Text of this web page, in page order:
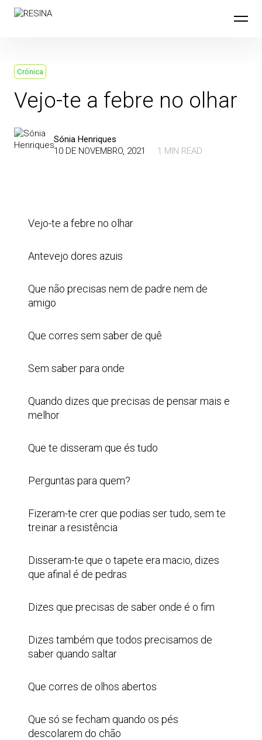
Skip
Crónica
Vejo-te a febre no olhar
Sónia Henriques
10 DE NOVEMBRO, 2021
1 MIN READ
Vejo-te a febre no olhar
Antevejo dores azuis
Que não precisas nem de padre nem de
amigo
Que corres sem saber de quê
Sem saber para onde
Quando dizes que precisas de pensar mais e
melhor
Que te disseram que és tudo
Perguntas para quem?
Fizeram-te crer que podias ser tudo, sem te
treinar a resistência
Disseram-te que o tapete era macio, dizes
que afinal é de pedras
Dizes que precisas de saber onde é o fim
Dizes também que todos precisamos de
saber quando saltar
Que corres de olhos abertos
Que só se fecham quando os pés
descolarem do chão